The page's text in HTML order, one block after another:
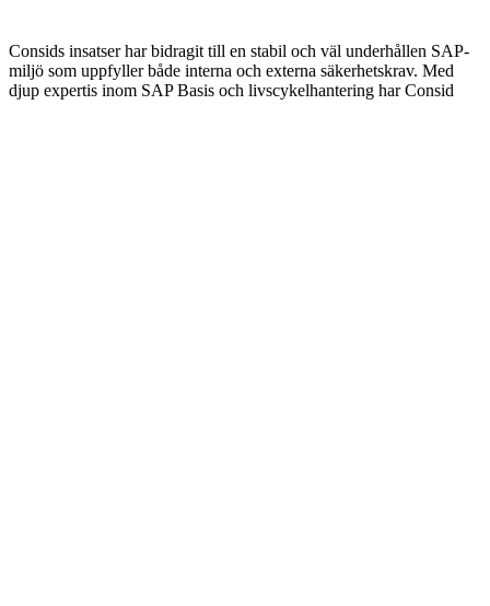
Consids insatser har bidragit till en stabil och väl underhållen SAP-
miljö som uppfyller både interna och externa säkerhetskrav. Med
djup expertis inom SAP Basis och livscykelhantering har Consid